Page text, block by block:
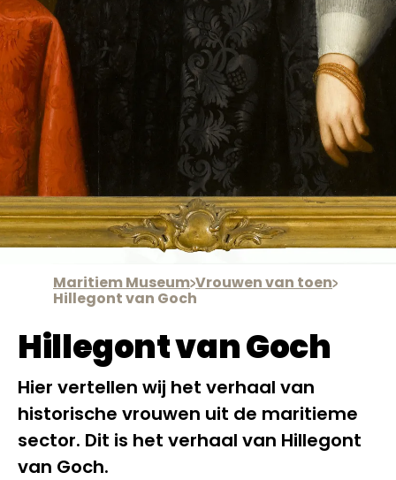
Maritiem Museum Vrouwen van toen
Hillegont van Goch
Hillegont van Goch
Hier vertellen wij het verhaal van
historische vrouwen uit de maritieme
sector. Dit is het verhaal van Hillegont
van Goch.